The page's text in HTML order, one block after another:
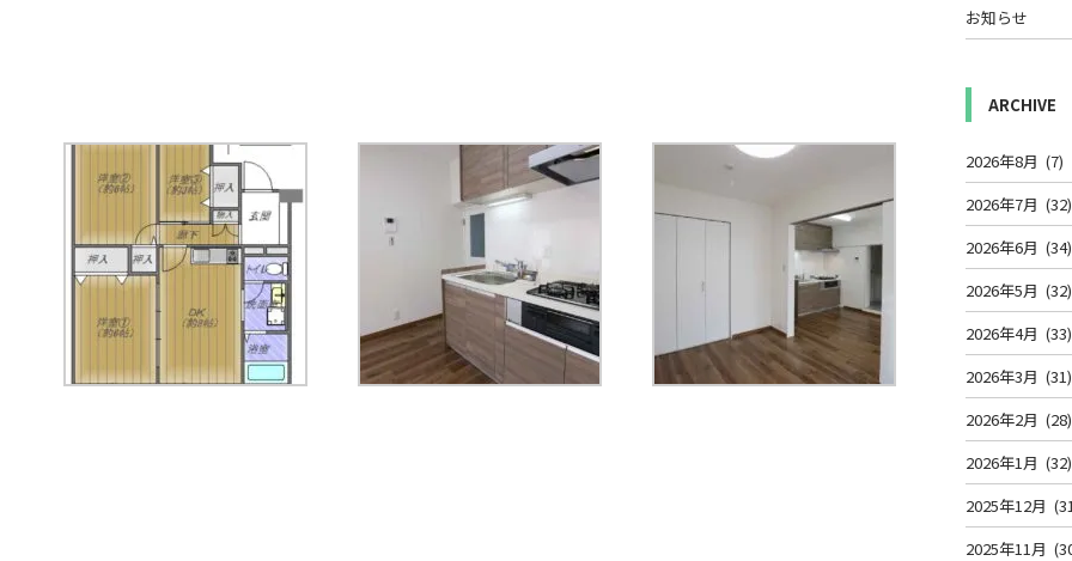
お知らせ
ARCHIVE
2026年8月 (7)
2026年7月 (32)
2026年6月 (34)
2026年5月 (32)
2026年4月 (33)
2026年3月 (31)
2026年2月 (28)
2026年1月 (32)
2025年12月
2025年11月